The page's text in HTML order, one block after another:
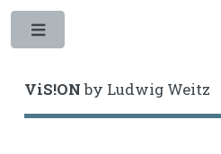
ViS!ONby Ludwig Weitz